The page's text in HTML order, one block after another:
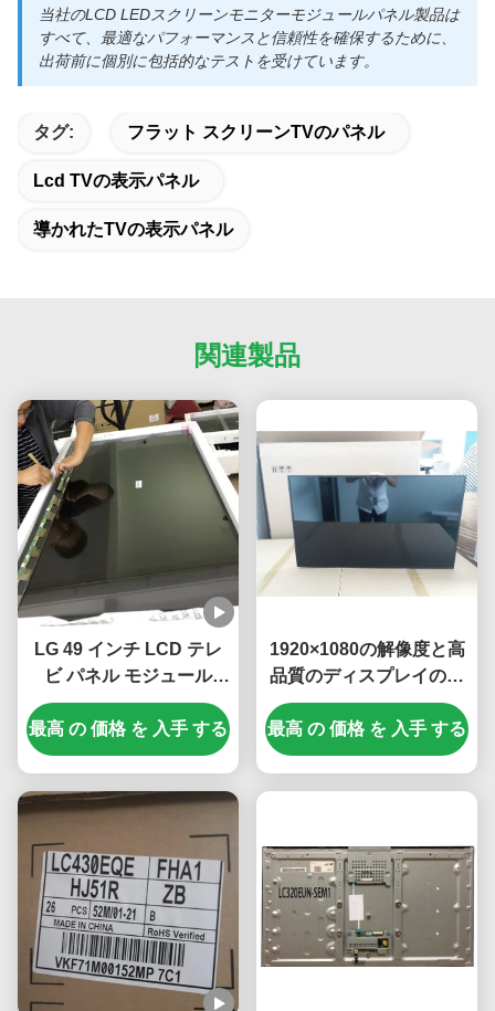
当社のLCD LEDスクリーンモニターモジュールパネル製品は
すべて、最適なパフォーマンスと信頼性を確保するために、
出荷前に個別に包括的なテストを受けています。
タグ: フラット スクリーンTVのパネル
Lcd TVの表示パネル
導かれたTVの表示パネル
関連製品
LG 49 インチ LCD テレ
ビ パネル モジュール
3840*2160 ピクセル解像
度と 100 PIN UHD ディ
スプレイ
最高 の 価格 を 入手 する
1920×1080の解像度と高
品質のディスプレイのた
めの16.7Mのカラーを持
つワイドスクリーンLCD
テレビパネル
最高 の 価格 を 入手 する